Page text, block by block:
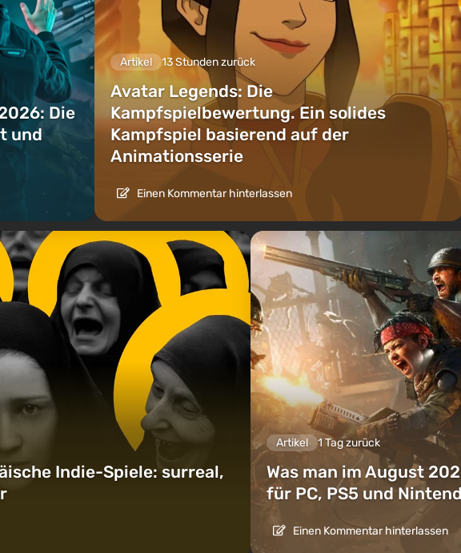
Die
und
Artikel 13 Stunden zurück
Avatar Legends: Die
Kampfspielbewertung. Ein solides
Kampfspiel basierend auf der
Animationsserie
Einen Kommentar hinterlassen
Indie-Spiele: surreal,
Artikel 1 Tag zurück
Was man im August
für PC, PS5 und
Einen Kommentar hinterlassen